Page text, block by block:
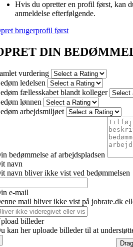
Hvis du opretter en profil først, kan
anmeldelse efterfølgende.
brugerprofil først
DIN
vurdering
ledelsen
fællesskabet blandt kolleger
lønnen
arbejdsmiljøet
bedømmelse af arbejdspladsen
navn
navn bliver ikke vist ved bedømmelsen
e-mail
mail bliver ikke vist på jobrate.dk
billeder
kan her uploade billeder til at